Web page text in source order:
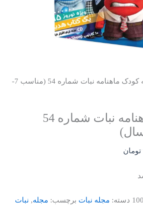
/ مجله کودک ماهنامه نبات شماره 54 (مناسب 7-
مجله کودک ماهنامه نبات شماره 54
تومان
دسته: مجله نبات برچسب: مجله, نبات